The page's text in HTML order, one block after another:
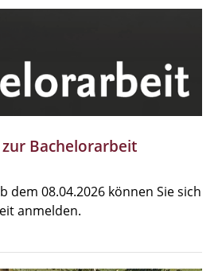
Bachelorarbeit
dem 08.04.2026 können Sie sich
anmelden.